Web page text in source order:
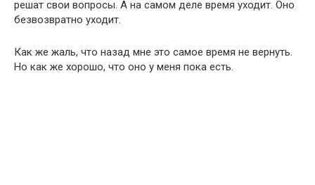
решат свои вопросы. А на самом деле время уходит. Оно
безвозвратно уходит.
Как же жаль, что назад мне это самое время не вернуть.
Но как же хорошо, что оно у меня пока есть.